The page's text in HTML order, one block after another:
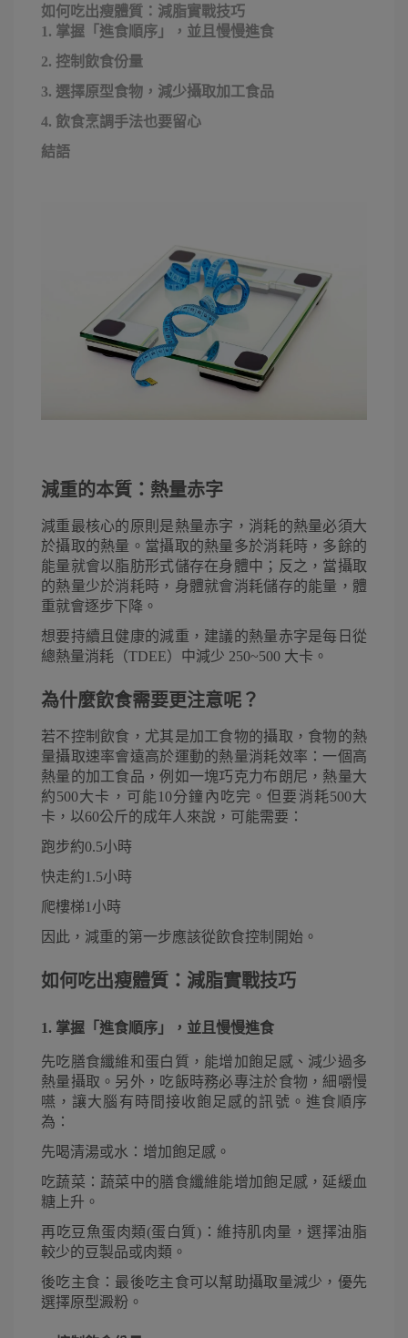
如何吃出瘦體質：減脂實戰技巧
1. 掌握「進食順序」，並且慢慢進食
2. 控制飲食份量
3. 選擇原型食物，減少攝取加工食品
4. 飲食烹調手法也要留心
結語
減重的本質：熱量赤字
減重最核心的原則是熱量赤字，消耗的熱量必須大
於攝取的熱量。當攝取的熱量多於消耗時，多餘的
能量就會以脂肪形式儲存在身體中；反之，當攝取
的熱量少於消耗時，身體就會消耗儲存的能量，體
重就會逐步下降。
想要持續且健康的減重，建議的熱量赤字是每日從
總熱量消耗（TDEE）中減少 250~500 大卡。
為什麼飲食需要更注意呢？
若不控制飲食，尤其是加工食物的攝取，食物的熱
量攝取速率會遠高於運動的熱量消耗效率：一個高
熱量的加工食品，例如一塊巧克力布朗尼，熱量大
約500大卡，可能10分鐘內吃完。但要消耗500大
卡，以60公斤的成年人來說，可能需要：
跑步約0.5小時
快走約1.5小時
爬樓梯1小時
因此，減重的第一步應該從飲食控制開始。
如何吃出瘦體質：減脂實戰技巧
1. 掌握「進食順序」，並且慢慢進食
先吃膳食纖維和蛋白質，能增加飽足感、減少過多
熱量攝取。另外，吃飯時務必專注於食物，細嚼慢
嚥，讓大腦有時間接收飽足感的訊號。進食順序
為：
先喝清湯或水：增加飽足感。
吃蔬菜：蔬菜中的膳食纖維能增加飽足感，延緩血
糖上升。
再吃豆魚蛋肉類(蛋白質)：維持肌肉量，選擇油脂
較少的豆製品或肉類。
後吃主食：最後吃主食可以幫助攝取量減少，優先
選擇原型澱粉。